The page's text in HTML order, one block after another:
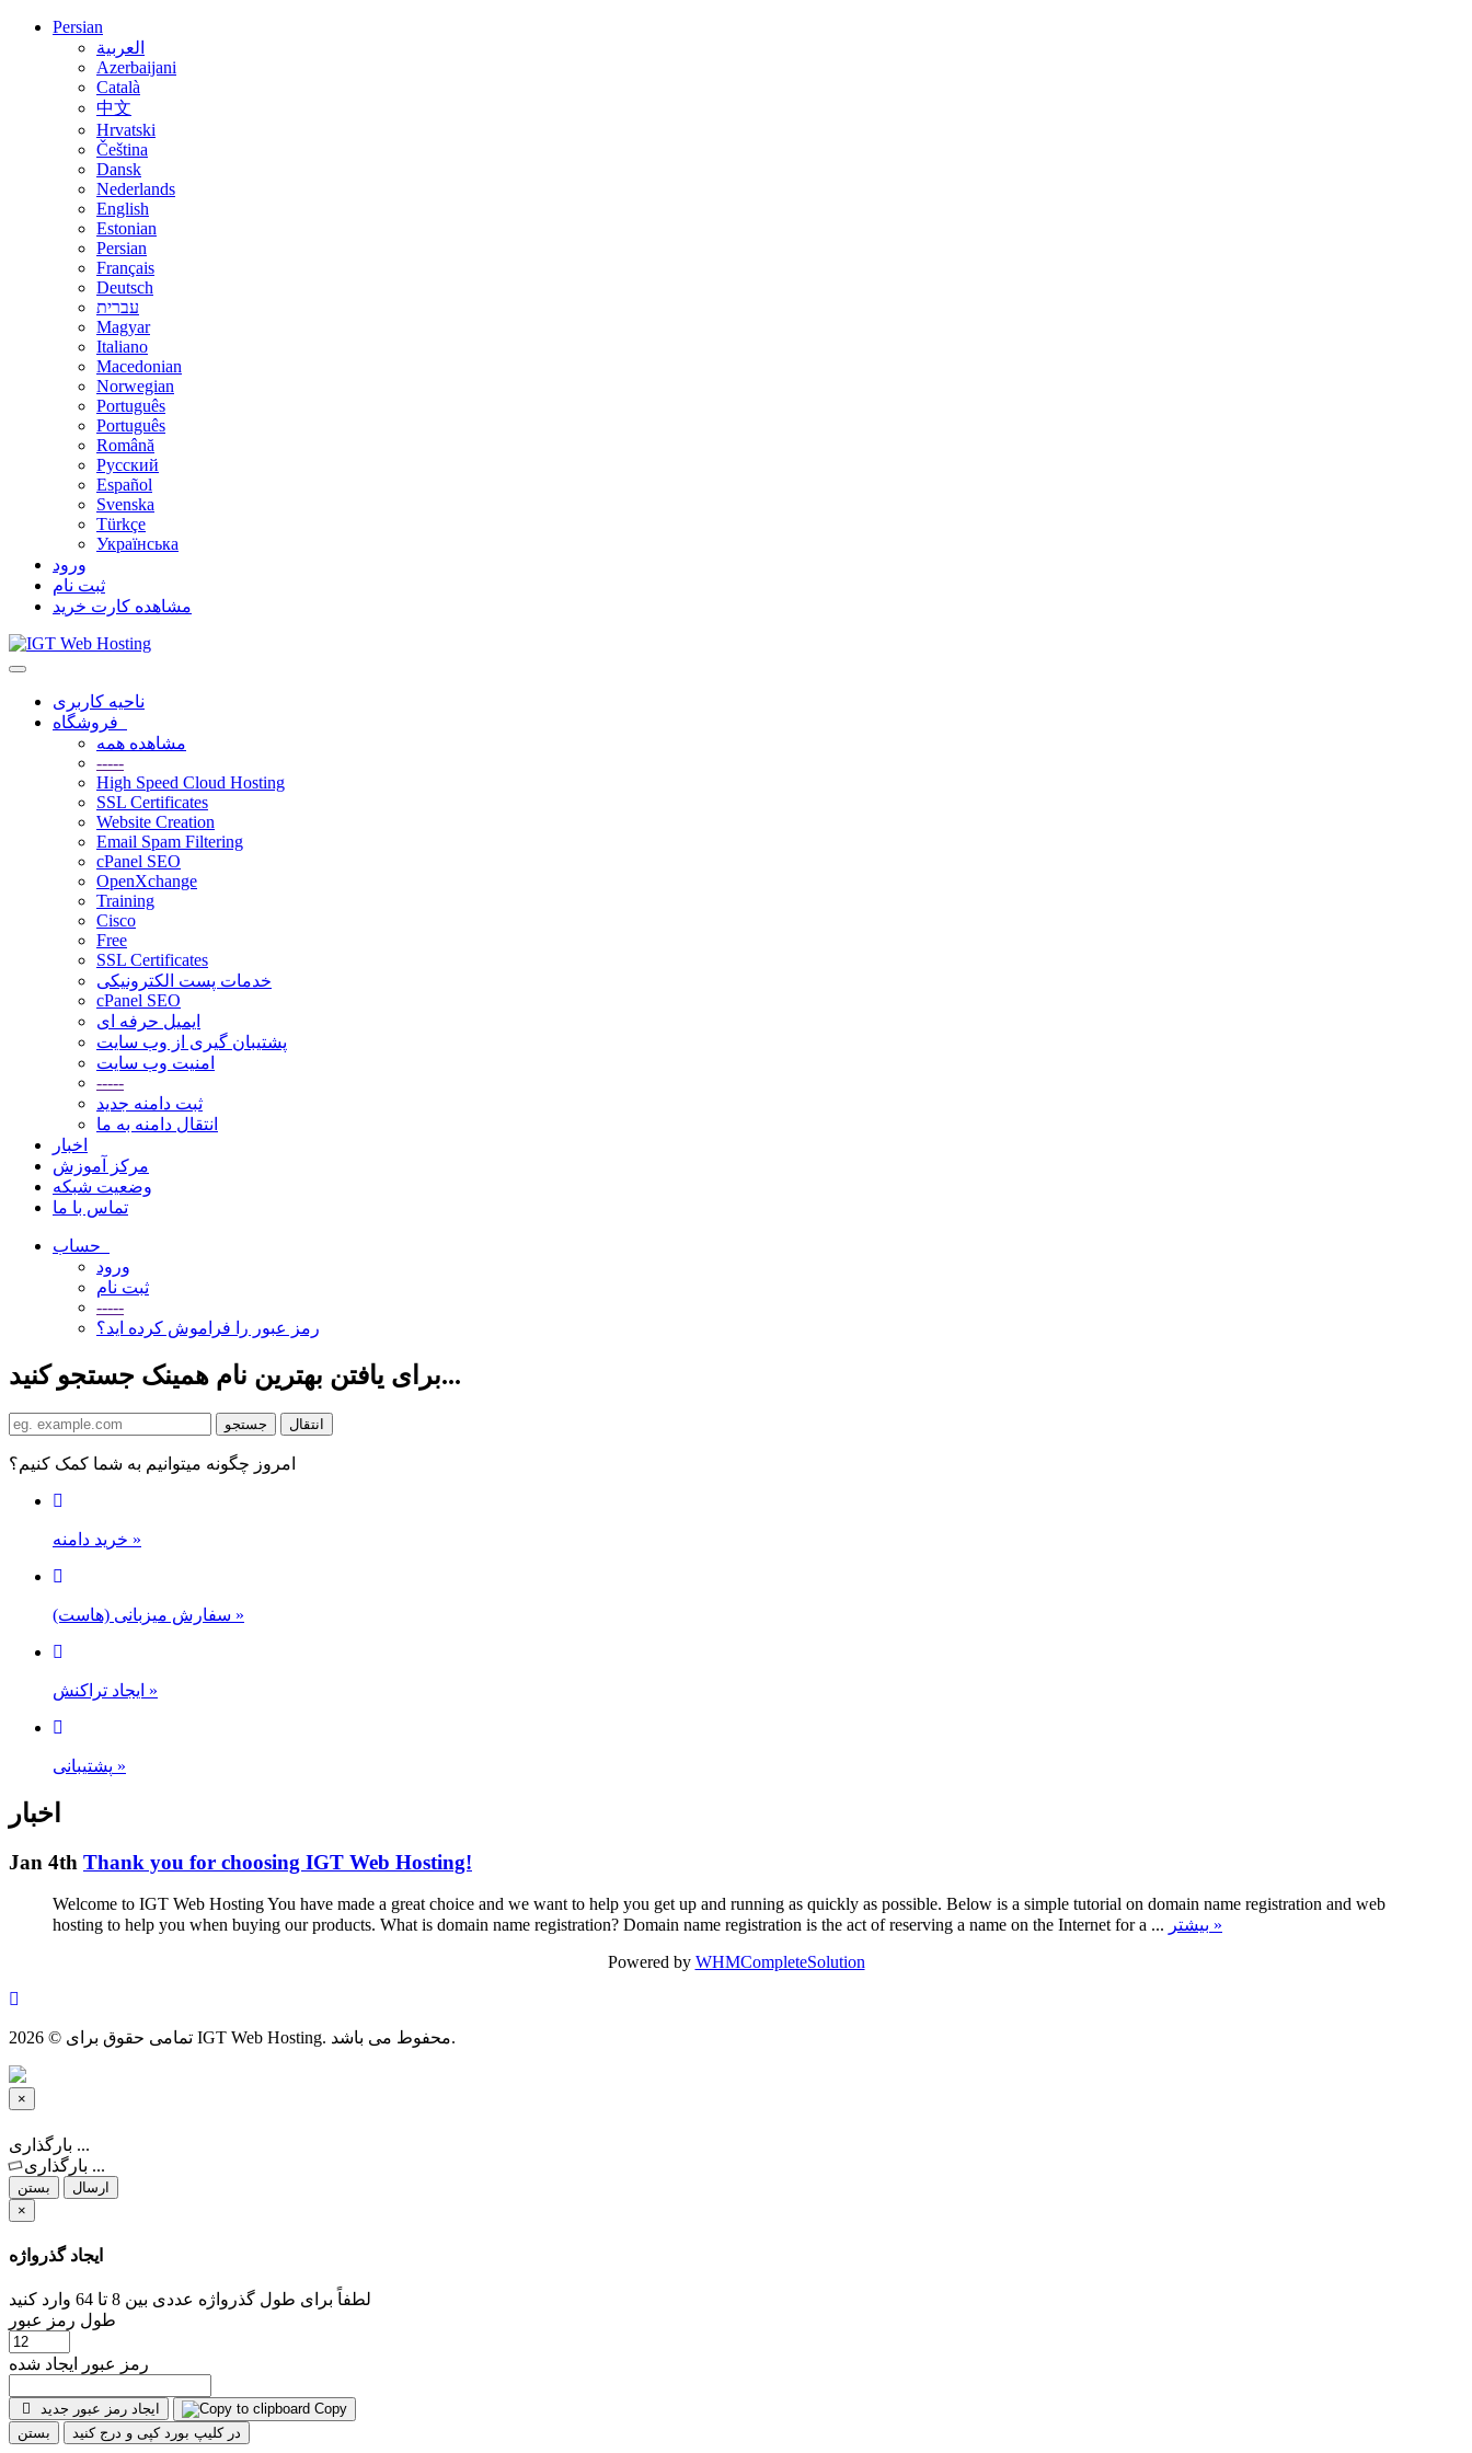
Persian
العربية
Azerbaijani
Català
中文
Hrvatski
Čeština
Dansk
Nederlands
English
Estonian
Persian
Français
Deutsch
עברית
Magyar
Italiano
Macedonian
Norwegian
Português
Português
Română
Русский
Español
Svenska
Türkçe
Українська
ورود
ثبت نام
مشاهده کارت خرید
تغییر
ناوبریناحیه کاربری
مشاهده همه
-----
High Speed Cloud Hosting
SSL Certificates
Website Creation
Email Spam Filtering
cPanel SEO
OpenXchange
Training
Cisco
Free
SSL Certificates
خدمات پست الکترونیکی
cPanel SEO
ایمیل حرفه ای
پشتیبان گیری از وب سایت
امنیت وب سایت
-----
ثبت دامنه جدید
انتقال دامنه به ما
اخبار
مرکز آموزش
وضعیت شبکه
تماس با ما
ورود
ثبت نام
-----
رمز عبور را فراموش کرده اید؟
برای یافتن بهترین نام همینک جستجو کنید...
امروز چگونه میتوانیم به شما کمک کنیم؟
»
»
»
»
اخبار
Jan 4th Thank you for choosing IGT Web Hosting!
Welcome to IGT Web Hosting You have made a great choice and we want to help you get up and running as quickly as possible. Below is a simple tutorial on domain name registration and web
hosting to help you when buying our products. What is domain name registration? Domain name registration is the act of reserving a name on the Internet for a ...
بیشتر »
Powered by WHMCompleteSolution
تمامی حقوق برای © 2026 IGT Web Hosting. محفوط می باشد.
×
بستن
بارگذاری ...
بارگذاری ...
بستن
ارسال
×
ایجاد گذرواژه
لطفاً برای طول گذرواژه عددی بین 8 تا 64 وارد کنید
طول رمز عبور
رمز عبور ایجاد شده
ایجاد رمز عبور جدید
Copy
بستن
در کلیپ بورد کپی و درج کنید